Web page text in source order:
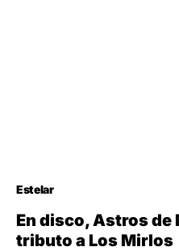
Estelar
En disco, Astros de
tributo a Los Mirlos